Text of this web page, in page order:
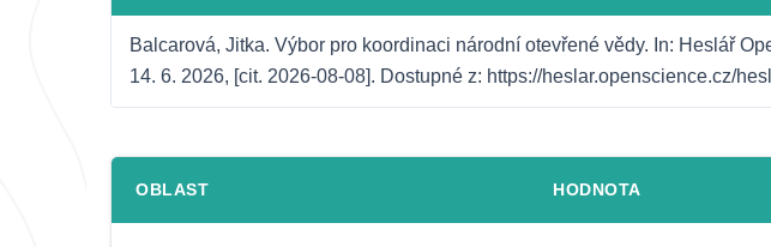
Balcarová, Jitka. Výbor pro koordinaci národní otevřené vědy. In: Heslář
14. 6. 2026, [cit. 2026-08-08]. Dostupné z: https://heslar.openscience.cz/
OBLAST HODNOTA